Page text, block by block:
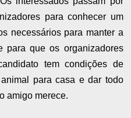
para conhecer um
necessários para manter a
para que os organizadores
tem condições de
para casa e dar todo
amigo merece.